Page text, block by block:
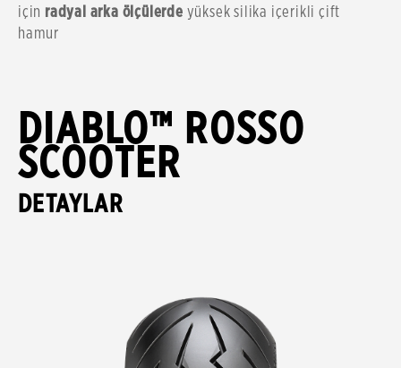
için radyal arka ölçülerde yüksek silika içerikli çift
hamur
DIABLO™ ROSSO
SCOOTER
DETAYLAR